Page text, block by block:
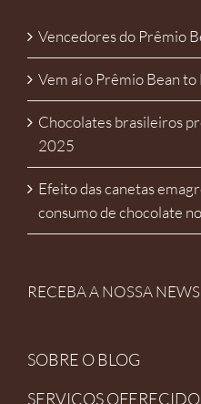
Vencedores do Prêmio
Vem aí o Prêmio Bean
Chocolates brasileiros
2025
Efeito das canetas
consumo de chocolate
RECEBA A NOSSA
SOBRE O BLOG
SERVIÇOS